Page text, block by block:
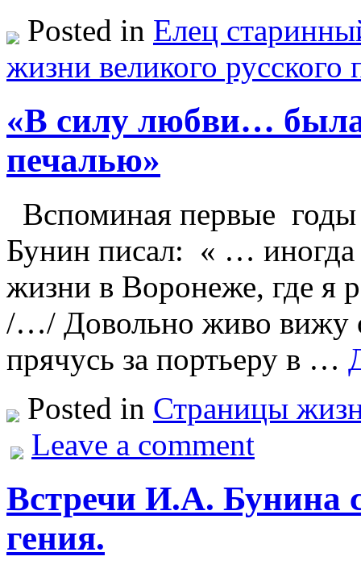
Posted in Елец
жизни великого русского
«В силу любви…
печалью»
Вспоминая первые
Бунин писал: « … иногда
жизни в Воронеже, где я
/…/ Довольно живо вижу
прячусь за портьеру в …
Posted in Страницы
Leave a comment
Встречи И.А. Бунина
гения.